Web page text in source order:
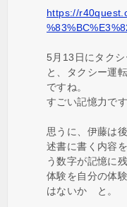
https://
5月13日にタク
と、タクシー運
ですね。
すごい記憶力です
思うに、伊藤は
述書に書く内容
う数字が記憶に
体験を自分の体
はないか と。